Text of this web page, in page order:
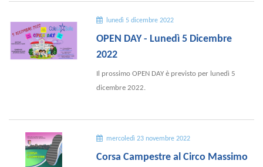
lunedì 5 dicembre 2022
OPEN DAY - Lunedì 5 Dicembre
2022
Il prossimo OPEN DAY è previsto per lunedì 5
dicembre 2022.
mercoledì 23 novembre 2022
Corsa Campestre al Circo Massimo